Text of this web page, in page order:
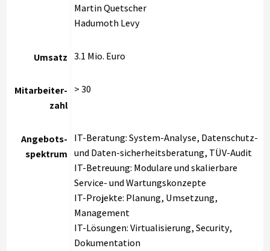
Umsatz
Mitarbeiter-
zahl
Angebots-
spektrum
Martin Quetscher
Hadumoth Levy
3.1 Mio. Euro
> 30
IT-Beratung: System-Analyse, Datenschutz-
und Daten-sicherheitsberatung, TÜV-Audit
IT-Betreuung: Modulare und skalierbare
Service- und Wartungskonzepte
IT-Projekte: Planung, Umsetzung,
Management
IT-Lösungen: Virtualisierung, Security,
Dokumentation